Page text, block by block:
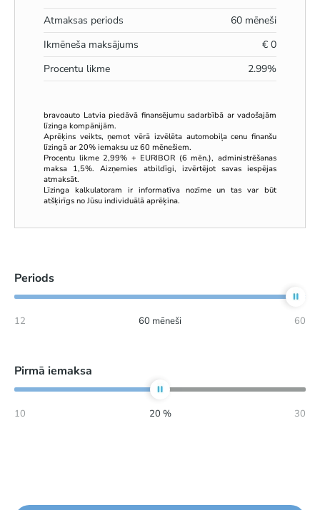
Atmaksas periods
60 mēneši
Ikmēneša maksājums
€ 0
Procentu likme
2.99%
bravoauto Latvia piedāvā finansējumu sadarbībā ar vadošajām
līzinga kompānijām.
Aprēķins veikts, ņemot vērā izvēlēta automobiļa cenu finanšu
līzingā ar 20% iemaksu uz 60 mēnešiem.
Procentu likme 2,99% + EURIBOR (6 mēn.), administrēšanas
maksa 1,5%. Aizņemies atbildīgi, izvērtējot savas iespējas
atmaksāt.
Līzinga kalkulatoram ir informatīva nozīme un tas var būt
atšķirīgs no Jūsu individuālā aprēķina.
Periods
12 60 mēneši 60
Pirmā iemaksa
10 20 % 30